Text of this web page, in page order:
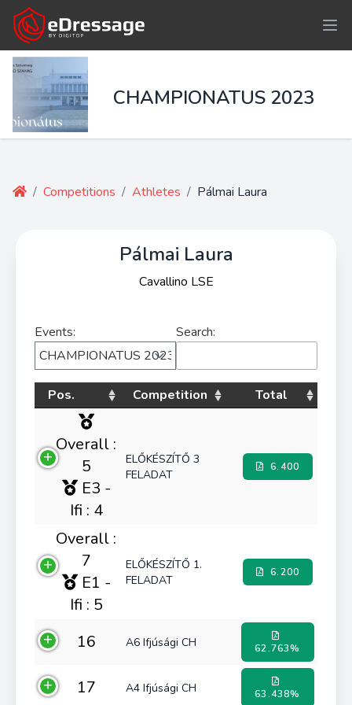
CHAMPIONATUS 2023
/ Competitions / Athletes / Pálmai Laura
Pálmai Laura
Cavallino LSE
Events: Search:
Pos. Competition Total
Overall :
5
E3 -
Ifi : 4
ELŐKÉSZÍTŐ 3
FELADAT
6.400
Overall :
7
E1 -
Ifi : 5
ELŐKÉSZÍTŐ 1.
FELADAT
6.200
16 A6 Ifjúsági CH 62.763%
17 A4 Ifjúsági CH 63.438%